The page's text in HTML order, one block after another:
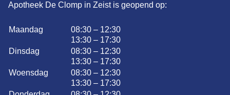
Apotheek De Clomp in Zeist is geopend op:
Maandag
08:30 – 12:30
13:30 – 17:30
Dinsdag
08:30 – 12:30
13:30 – 17:30
Woensdag
08:30 – 12:30
13:30 – 17:30